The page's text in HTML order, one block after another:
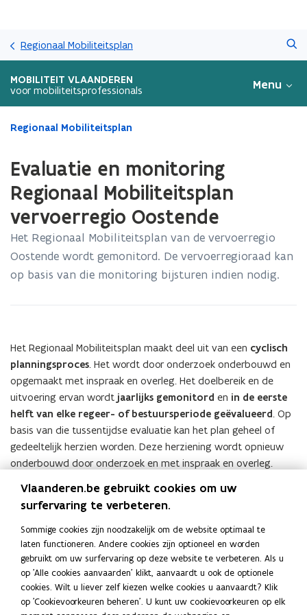
Regionaal Mobiliteitsplan
MOBILITEIT VLAANDEREN
voor mobiliteitsprofessionals Menu
Gedaan
bevindt
zich
op:
Evaluatie
monitoring
Regionaal
Mobiliteitsplan
Regionaal Mobiliteitsplan
Evaluatie en monitoring
Regionaal Mobiliteitsplan
vervoerregio Oostende
Het Regionaal Mobiliteitsplan van de vervoerregio
Oostende wordt gemonitord. De vervoerregioraad kan
op basis van die monitoring bijsturen indien nodig.
Het Regionaal Mobiliteitsplan maakt deel uit van een cyclisch
planningsproces. Het wordt door onderzoek onderbouwd en
opgemaakt met inspraak en overleg. Het doelbereik en de
uitvoering ervan wordt jaarlijks gemonitord en in de eerste
helft van elke regeer- of bestuursperiode geëvalueerd. Op
basis van die tussentijdse evaluatie kan het plan geheel of
gedeeltelijk herzien worden. Deze herziening wordt opnieuw
onderbouwd door onderzoek en met inspraak en overleg.
Het actieplan vertaalt de strategieën naar concrete acties. Het
omschrijft hoe de gewenste mobiliteitsontwikkeling wordt
gerealiseerd en wie de initiatiefnemers zijn en vormt d e basis
voor de monitoring van het regionaal mobiliteitsplan.
Bij een tussentijdse evaluatie wordt naar het gehele
Regionale Mobiliteitsplan gekeken , en kunnen zowel de
strategische visie, de operationele beleidsdoelstellingen als het
Vlaanderen.be gebruikt cookies om uw
surfervaring te verbeteren.
Sommige cookies zijn noodzakelijk om de website optimaal te
laten functioneren. Andere cookies zijn optioneel en worden
gebruikt om uw surfervaring op deze website te verbeteren. Als u
op 'Alle cookies aanvaarden' klikt, aanvaardt u ook de optionele
cookies. Wilt u liever zelf kiezen welke cookies u aanvaardt? Klik
op 'Cookievoorkeuren beheren'. U kunt uw cookievoorkeuren op elk